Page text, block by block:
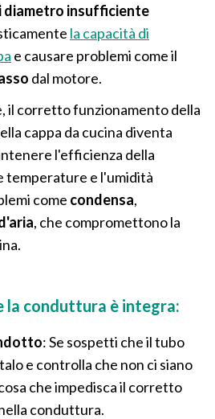
insufficiente
la capacità di
e causare problemi come il
dal motore.
il corretto funzionamento della
cappa da cucina diventa
l'efficienza della
temperature e l'umidità
come condensa,
, che compromettono la
la conduttura è integra:
: Se sospetti che il tubo
e controlla che non ci siano
che impedisca il corretto
conduttura.